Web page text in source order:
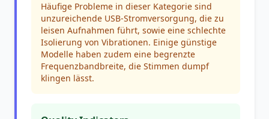
Häufige Probleme in dieser Kategorie sind
unzureichende USB-Stromversorgung, die zu
leisen Aufnahmen führt, sowie eine schlechte
Isolierung von Vibrationen. Einige günstige
Modelle haben zudem eine begrenzte
Frequenzbandbreite, die Stimmen dumpf
klingen lässt.